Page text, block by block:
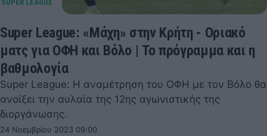
Super League: «Μάχη» στην Κρήτη - Οριακό
ματς για ΟΦΗ και Βόλο | Το πρόγραμμα και η
βαθμολογία
Super League: Η αναμέτρηση του ΟΦΗ με τον Βόλο θα
ανοίξει την αυλαία της 12ης αγωνιστικής της
διοργάνωσης.
24 Νοεμβρίου 2023 09:00